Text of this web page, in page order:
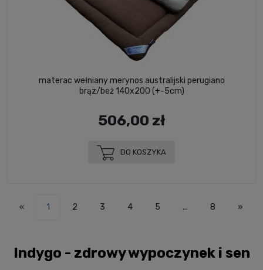
materac wełniany merynos australijski perugiano
brąz/beż 140x200 (+-5cm)
506,00 zł
DO KOSZYKA
« 1 2 3 4 5 ... 8 »
Indygo - zdrowy wypoczynek i sen